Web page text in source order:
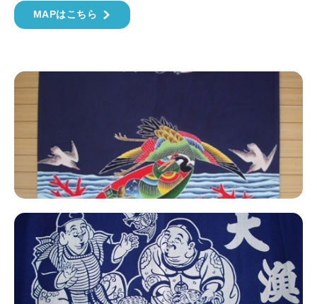
MAPはこちら